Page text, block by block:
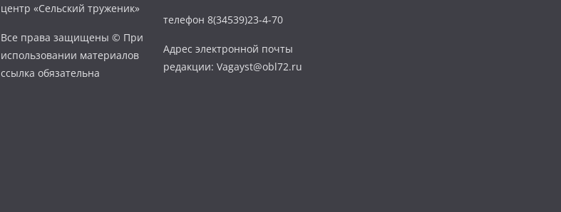
центр «Сельский труженик»
Все права защищены © При
использовании материалов
ссылка обязательна
телефон 8(34539)23-4-70
Адрес электронной почты
редакции: Vagayst@obl72.ru